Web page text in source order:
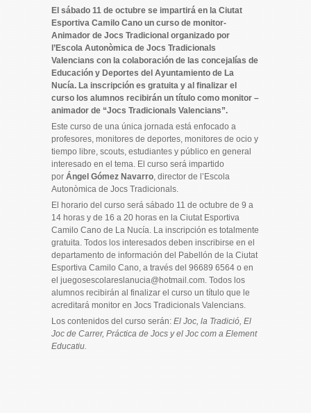
El sábado 11 de octubre se impartirá en la Ciutat
Esportiva Camilo Cano un curso de monitor-
Animador de Jocs Tradicional organizado por
l’Escola Autonòmica de Jocs Tradicionals
Valencians con la colaboración de las concejalías de
Educación y Deportes del Ayuntamiento de La
Nucía. La inscripción es gratuita y al finalizar el
curso los alumnos recibirán un título como monitor –
animador de “Jocs Tradicionals Valencians”.
Este curso de una única jornada está enfocado a
profesores, monitores de deportes, monitores de ocio y
tiempo libre, scouts, estudiantes y público en general
interesado en el tema. El curso será impartido
por Ángel Gómez Navarro, director de l’Escola
Autonòmica de Jocs Tradicionals.
El horario del curso será sábado 11 de octubre de 9 a
14 horas y de 16 a 20 horas en la Ciutat Esportiva
Camilo Cano de La Nucía. La inscripción es totalmente
gratuita. Todos los interesados deben inscribirse en el
departamento de información del Pabellón de la Ciutat
Esportiva Camilo Cano, a través del 96689 6564 o en
el juegosescolareslanucia@hotmail.com. Todos los
alumnos recibirán al finalizar el curso un título que le
acreditará monitor en Jocs Tradicionals Valencians.
Los contenidos del curso serán: El Joc, la Tradició, El
Joc de Carrer, Práctica de Jocs y el Joc com a Element
Educatiu.